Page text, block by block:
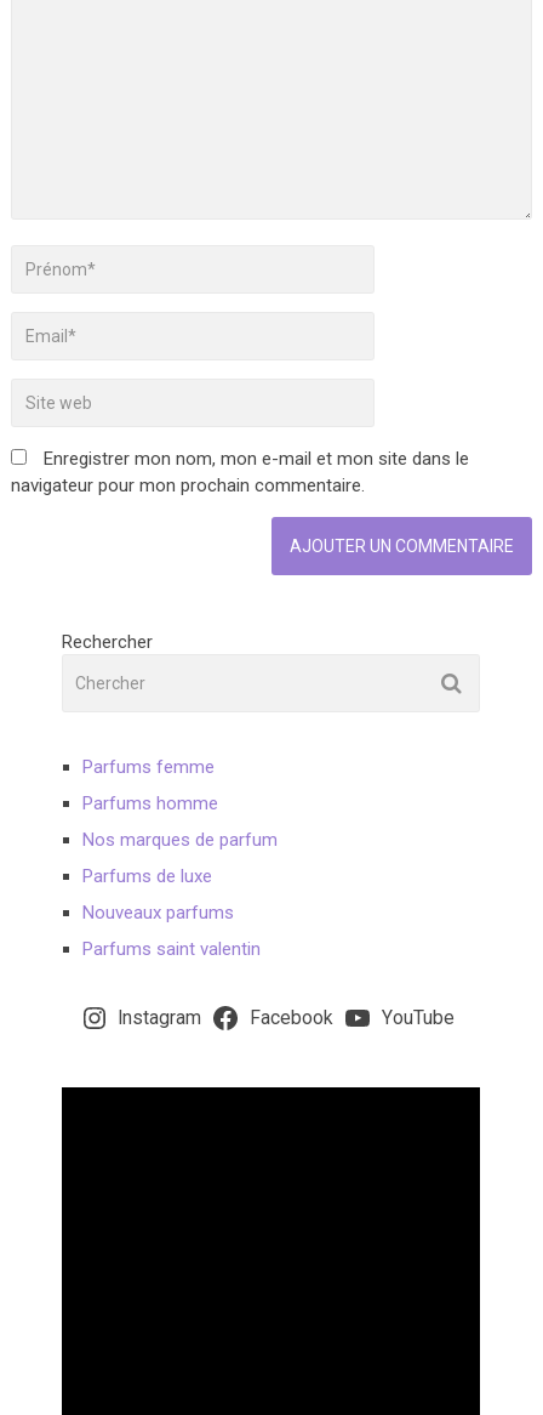
Enregistrer mon nom, mon e-mail et mon site dans le
navigateur pour mon prochain commentaire.
Rechercher
Parfums femme
Parfums homme
Nos marques de parfum
Parfums de luxe
Nouveaux parfums
Parfums saint valentin
Instagram Facebook YouTube